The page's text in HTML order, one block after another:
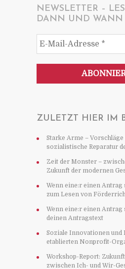
NEWSLETTER –
DANN UND WANN
ZULETZT HIER IM
Starke Arme –
sozialistische Reparatur
Zeit der Monster –
Zukunft der modernen
Wenn eine:r einen Antrag
zum Lesen von
Wenn eine:r einen Antrag
deinen Antragstext
Soziale Innovationen
etablierten Nonprofit-
Workshop-Report:
zwischen Ich- und Wir-